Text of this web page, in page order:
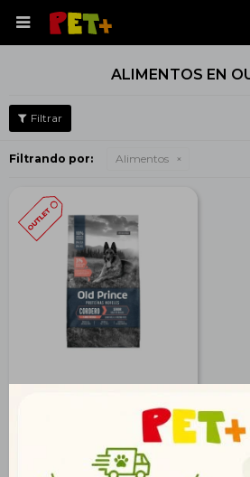

ALIMENTOS EN
Filtrando por: Alimentos
15 kg OUTLET